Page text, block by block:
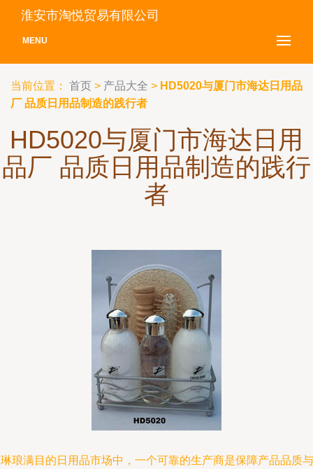
淮安市淘悦贸易有限公司
MENU
当前位置： 首页 > 产品大全 > HD5020与厦门市海达日用品
厂 品质日用品制造的践行者
HD5020与厦门市海达日用
品厂 品质日用品制造的践行
者
琅满目的日用品市场中，一个可靠的生产商是保障产品品质与